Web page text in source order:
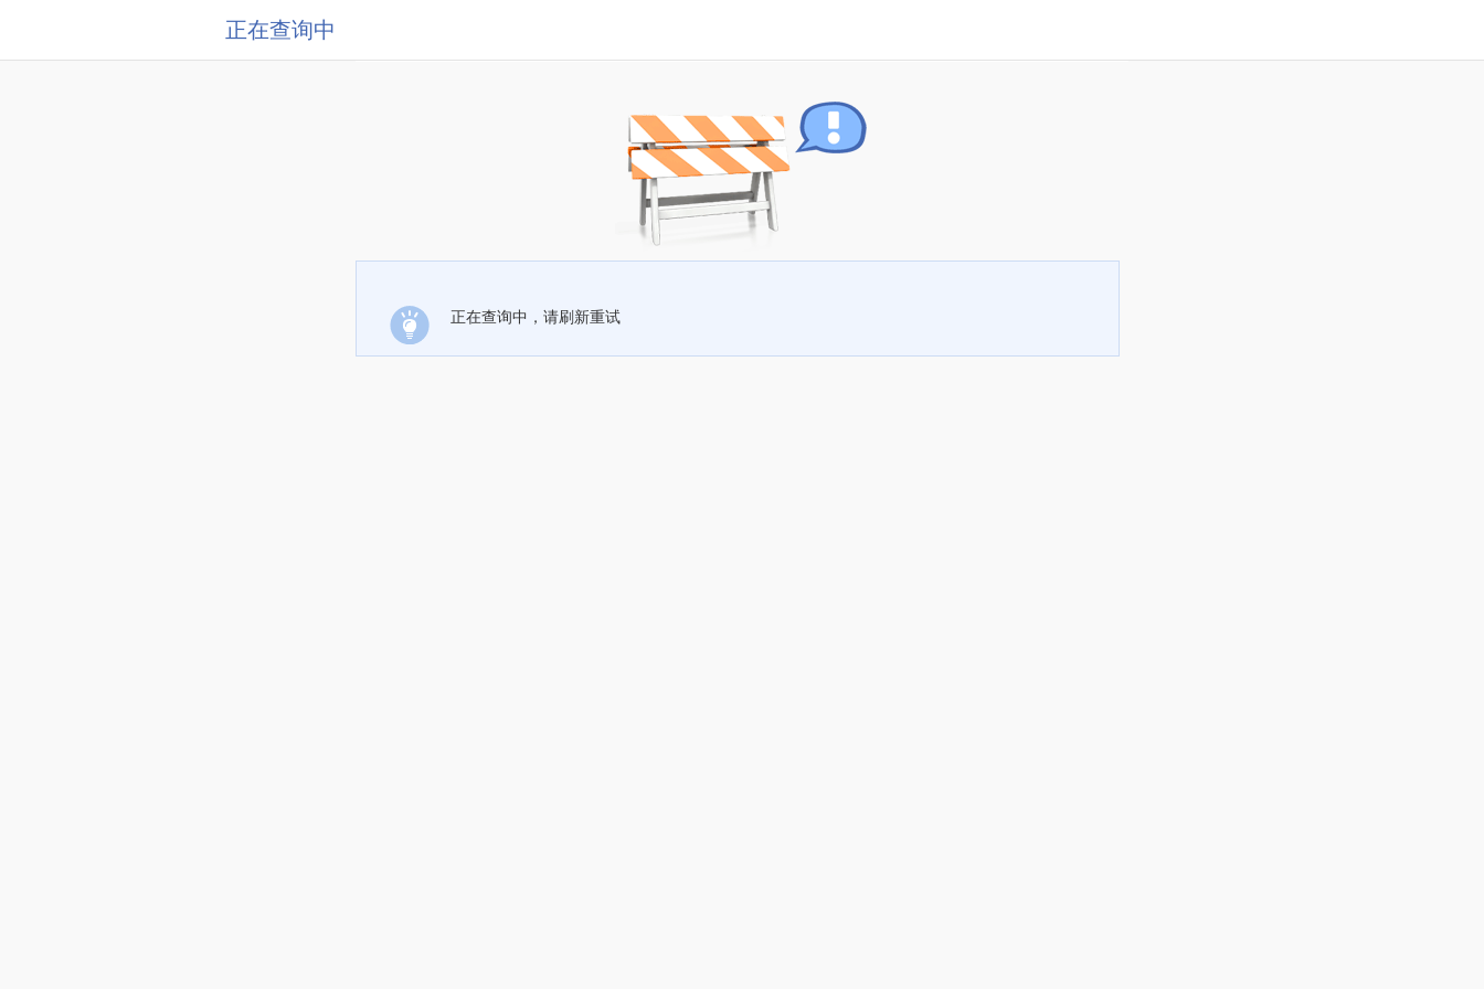
正在查询中
正在查询中，请刷新重试